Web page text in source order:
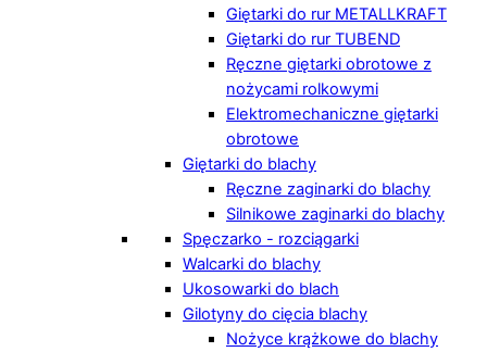
Giętarki do rur METALLKRAFT
Giętarki do rur TUBEND
Ręczne giętarki obrotowe z
nożycami rolkowymi
Elektromechaniczne giętarki
obrotowe
Giętarki do blachy
Ręczne zaginarki do blachy
Silnikowe zaginarki do blachy
Spęczarko - rozciągarki
Walcarki do blachy
Ukosowarki do blach
Gilotyny do cięcia blachy
Nożyce krążkowe do blachy